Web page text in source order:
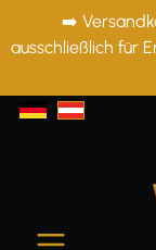
springen
➡️
ausschließlich für